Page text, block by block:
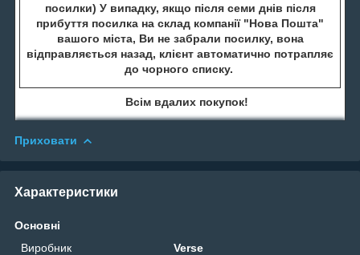
посилки) У випадку, якщо після семи днів після
прибуття посилка на склад компанії "Нова Пошта"
вашого міста, Ви не забрали посилку, вона
відправляється назад, клієнт автоматично потрапляє
до чорного списку.
Всім вдалих покупок!
Приховати
Характеристики
Основні
Виробник
Verse